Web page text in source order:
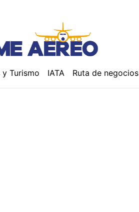
y Turismo IATA Ruta de negocios